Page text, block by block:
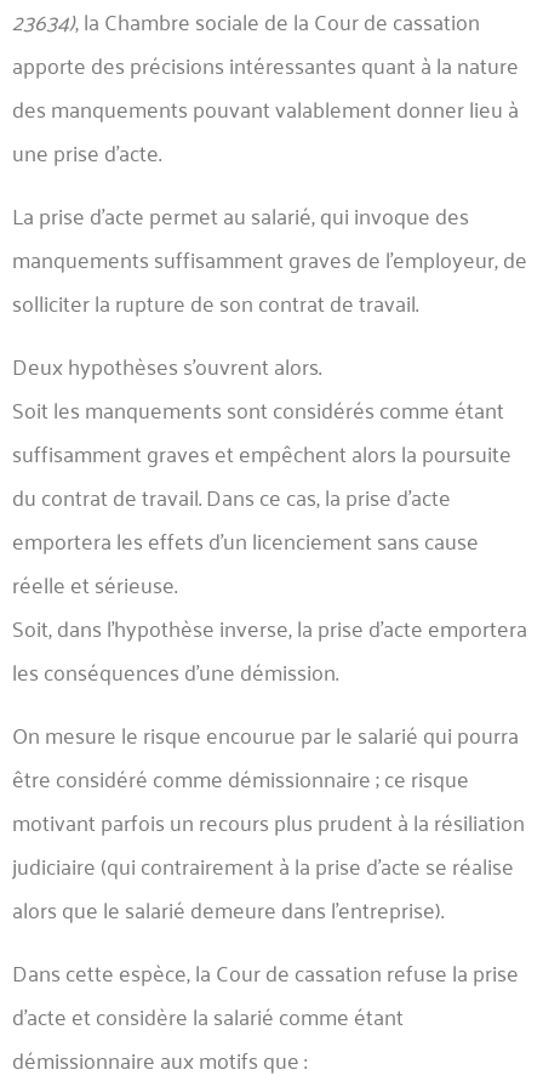
23634), la Chambre sociale de la Cour de cassation
apporte des précisions intéressantes quant à la nature
des manquements pouvant valablement donner lieu à
une prise d’acte.
La prise d’acte permet au salarié, qui invoque des
manquements suffisamment graves de l’employeur, de
solliciter la rupture de son contrat de travail.
Deux hypothèses s’ouvrent alors.
Soit les manquements sont considérés comme étant
suffisamment graves et empêchent alors la poursuite
du contrat de travail. Dans ce cas, la prise d’acte
emportera les effets d’un licenciement sans cause
réelle et sérieuse.
Soit, dans l’hypothèse inverse, la prise d’acte emportera
les conséquences d’une démission.
On mesure le risque encourue par le salarié qui pourra
être considéré comme démissionnaire ; ce risque
motivant parfois un recours plus prudent à la résiliation
judiciaire (qui contrairement à la prise d’acte se réalise
alors que le salarié demeure dans l’entreprise).
Dans cette espèce, la Cour de cassation refuse la prise
d’acte et considère la salarié comme étant
démissionnaire aux motifs que :